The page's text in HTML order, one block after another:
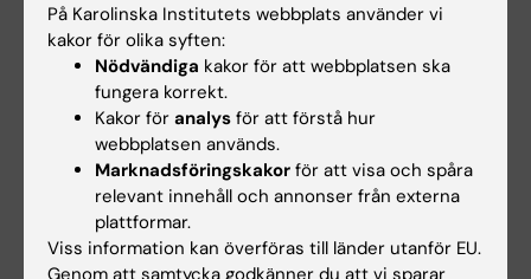
Stöd för skräddarsydd medicinering
AI används ofta för att hitta avvikelser i olika
slags bildmaterial. Men AI kan även analysera
andra slags data för att hitta medicinskt
relevanta mönster. Det kan exempelvis handla
om att en undergrupp patienter sticker ut för
att de reagerar särskilt bra – eller dåligt – på
ett visst läkemedel.
På Karolinska Institutets webbplats använder vi
kakor för olika syften:
Nödvändiga kakor för att webbplatsen ska
fungera korrekt.
Kakor för analys för att förstå hur
webbplatsen används.
Marknadsföringskakor för att visa och spåra
relevant innehåll och annonser från externa
plattformar.
Viss information kan överföras till länder utanför EU.
Genom att samtycka godkänner du att vi sparar